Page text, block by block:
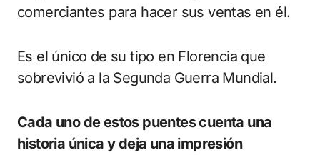
comerciantes para hacer sus ventas en él.
Es el único de su tipo en Florencia que
sobrevivió a la Segunda Guerra Mundial.
Cada uno de estos puentes cuenta una
historia única y deja una impresión